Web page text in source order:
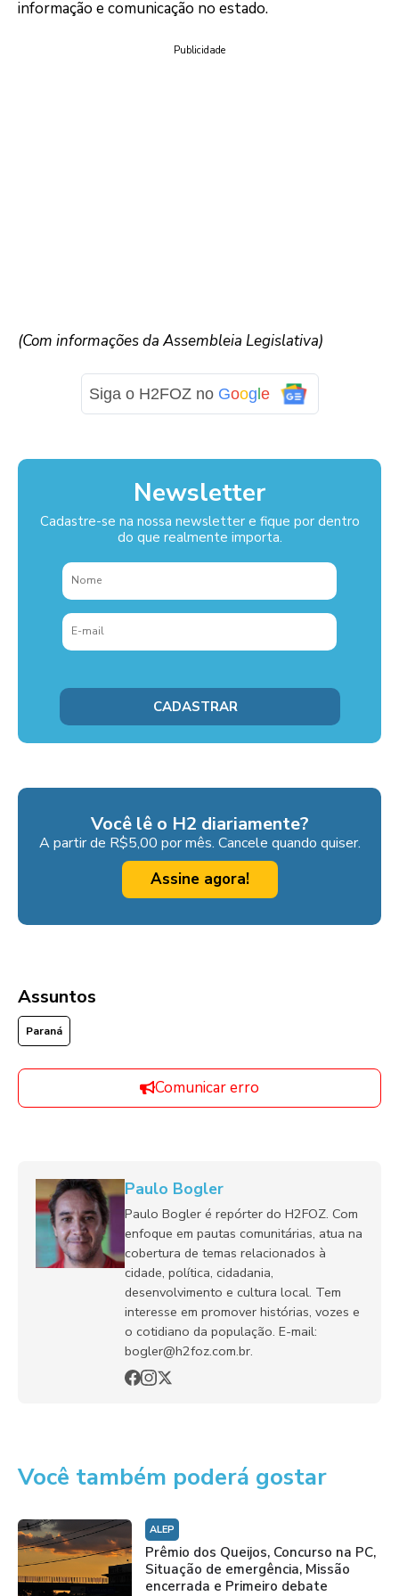
informação e comunicação no estado.
Publicidade
(Com informações da Assembleia Legislativa)
Siga o H2FOZ no Goog e
Newsletter
Cadastre-se na nossa newsletter e fique por dentro
do que realmente importa.
Você lê o H2 diariamente?
A partir de R$5,00 por mês. Cancele quando quiser.
Assine agora!
Assuntos
Paraná
Comunicar erro
Paulo Bogler
Paulo Bogler é repórter do H2FOZ. Com
enfoque em pautas comunitárias, atua na
cobertura de temas relacionados à
cidade, política, cidadania,
desenvolvimento e cultura local. Tem
interesse em promover histórias, vozes e
o cotidiano da população. E-mail:
bogler@h2foz.com.br.
Você também poderá gostar
ALEP
Prêmio dos Queijos, Concurso na PC,
Situação de emergência, Missão
encerrada e Primeiro debate